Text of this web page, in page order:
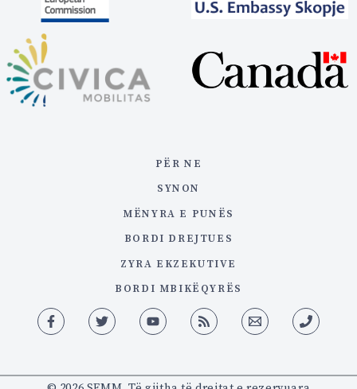
PËR NE
SYNON
MËNYRA E PUNËS
BORDI DREJTUES
ZYRA EKZEKUTIVE
BORDI MBIKËQYRËS